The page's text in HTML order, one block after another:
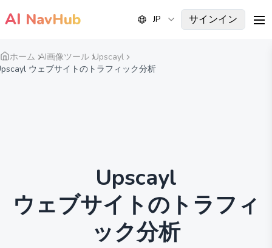
AI NavHub JP サインイン
ホーム AI画像ツール Upscayl
ウェブサイトのトラフィック分析
Upscayl
ウェブサイトのトラフィ
ック分析